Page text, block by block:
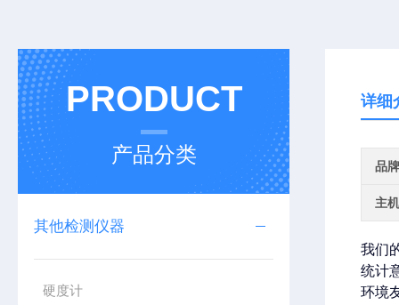
PRODUCT
产品分类
其他检测仪器
硬度计
详细
品牌
主
我们
统计
环境